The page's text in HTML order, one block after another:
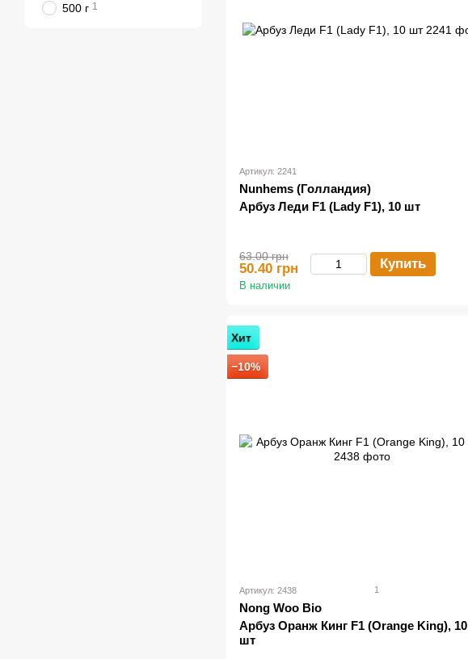
Артикул: 2241
Nunhems (Голландия)
Арбуз Леди F1 (Lady F1), 10 шт
63.00 грн
50.40 грн Купить
В наличии
Хит
−10%
Артикул: 2438 1
Nong Woo Bio
Арбуз Оранж Кинг F1 (Оrange King), 10
шт
500 г 1